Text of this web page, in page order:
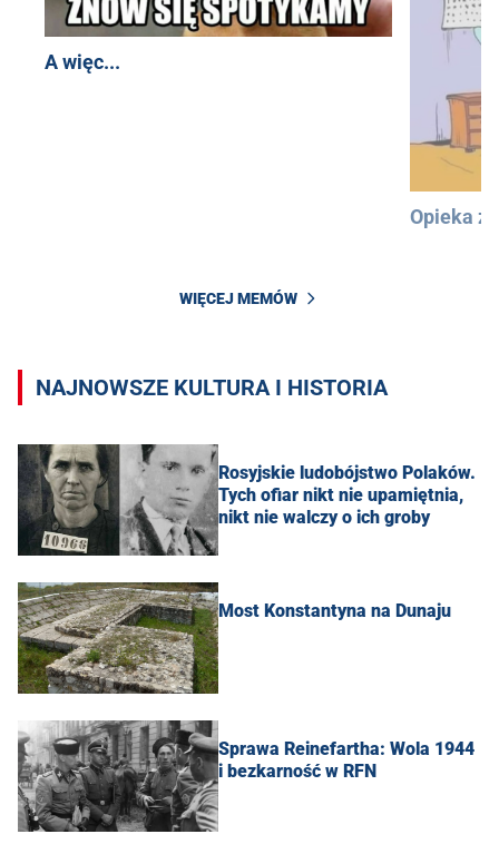
A więc...
Opieka
WIĘCEJ MEMÓW
NAJNOWSZE KULTURA I HISTORIA
Rosyjskie ludobójstwo Polaków.
Tych ofiar nikt nie upamiętnia,
nikt nie walczy o ich groby
Most Konstantyna na Dunaju
Sprawa Reinefartha: Wola 1944
i bezkarność w RFN